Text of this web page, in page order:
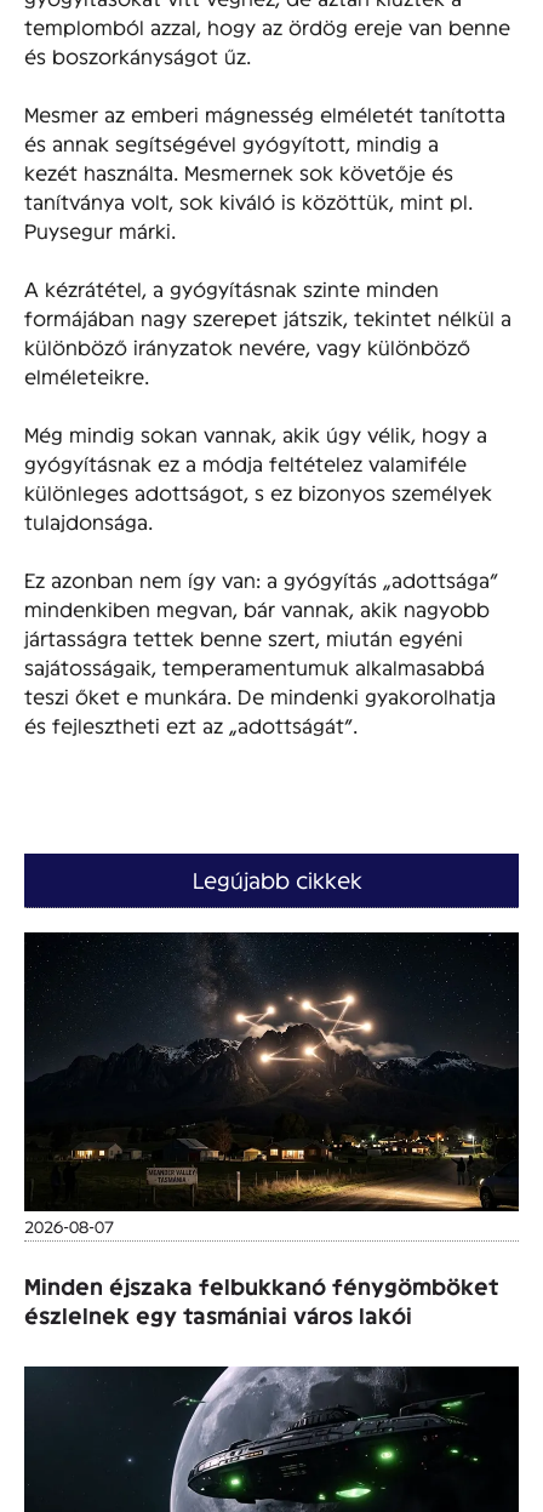
templomból azzal, hogy az ördög ereje van benne
és boszorkányságot űz.
Mesmer az emberi mágnesség elméletét tanította
és annak segítségével gyógyított, mindig a
kezét használta. Mesmernek sok követője és
tanítványa volt, sok kiváló is közöttük, mint pl.
Puysegur márki.
A kézrátétel, a gyógyításnak szinte minden
formájában nagy szerepet játszik, tekintet nélkül a
különböző irányzatok nevére, vagy különböző
elméleteikre.
Még mindig sokan vannak, akik úgy vélik, hogy a
gyógyí­tásnak ez a módja feltételez valamiféle
különleges adottságot, s ez bizonyos személyek
tulajdonsága.
Ez azonban nem így van: a gyógyítás „adottsága”
mindenkiben megvan, bár vannak, akik nagyobb
jártasságra tettek benne szert, miután egyéni
sajátosságaik, temperamentumuk alkalmasabbá
teszi őket e munkára. De mindenki gyakorolhatja
és fejlesztheti ezt az „adottságát”.
Legújabb cikkek
2026-08-07
Minden éjszaka felbukkanó fénygömböket
észlelnek egy tasmániai város lakói